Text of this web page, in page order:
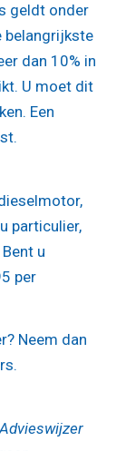
geldt onder
belangrijkste
dan 10% in
U moet dit
Een
particulier,
u
per
Neem dan